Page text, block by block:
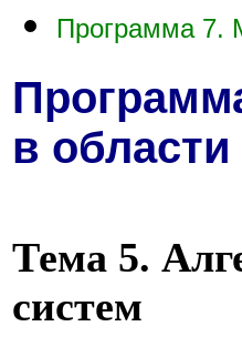
Программа 7.
в
Тема 5.
систем